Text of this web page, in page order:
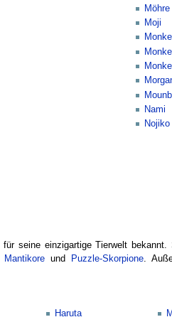
Möhre
Moji
Nami
Nojiko
seine einzigartige Tierwelt
Mantikore und Puzzle-Skorpione .
Haruta